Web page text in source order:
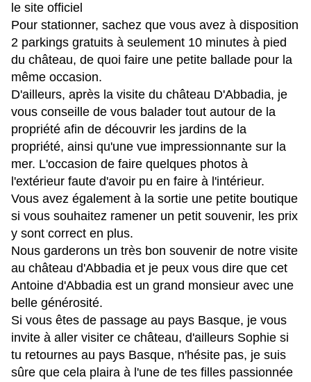
le site officiel
Pour stationner, sachez que vous avez à disposition
2 parkings gratuits à seulement 10 minutes à pied
du château, de quoi faire une petite ballade pour la
même occasion.
D'ailleurs, après la visite du château D'Abbadia, je
vous conseille de vous balader tout autour de la
propriété afin de découvrir les jardins de la
propriété, ainsi qu'une vue impressionnante sur la
mer. L'occasion de faire quelques photos à
l'extérieur faute d'avoir pu en faire à l'intérieur.
Vous avez également à la sortie une petite boutique
si vous souhaitez ramener un petit souvenir, les prix
y sont correct en plus.
Nous garderons un très bon souvenir de notre visite
au château d'Abbadia et je peux vous dire que cet
Antoine d'Abbadia est un grand monsieur avec une
belle générosité.
Si vous êtes de passage au pays Basque, je vous
invite à aller visiter ce château, d'ailleurs Sophie si
tu retournes au pays Basque, n'hésite pas, je suis
sûre que cela plaira à l'une de tes filles passionnée